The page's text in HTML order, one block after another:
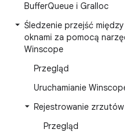
BufferQueue i Gralloc
Śledzenie przejść między
oknami za pomocą
Winscope
Przegląd
Uruchamianie
Rejestrowanie zrzutów
Przegląd